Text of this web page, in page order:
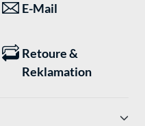
E-Mail
Retoure &
Reklamation